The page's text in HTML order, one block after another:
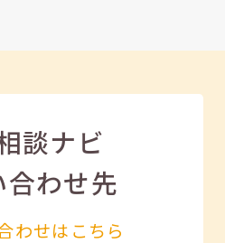
談ナビ
合わせ先
わせはこちら